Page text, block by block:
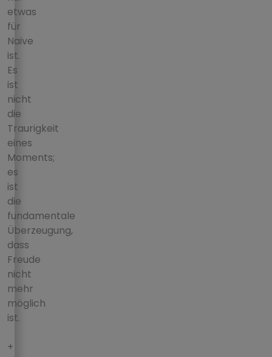
etwas
für
Naive
ist.
Es
ist
nicht
die
Traurigkeit
eines
Moments;
es
ist
die
fundamentale
Überzeugung,
dass
Freude
nicht
mehr
möglich
ist.
+